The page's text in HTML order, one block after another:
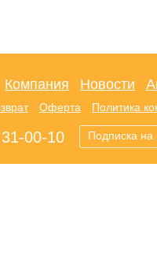
Компания Новости
Оферта Политика
00-10 Подписка на